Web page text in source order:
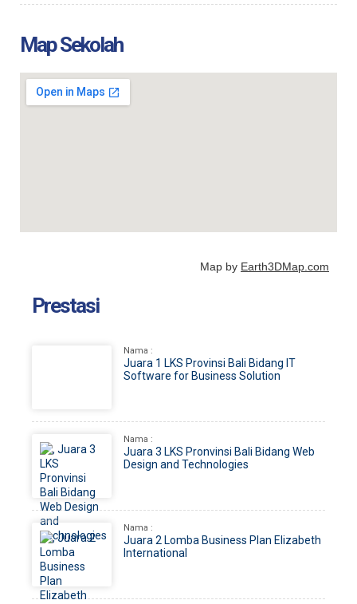
Map Sekolah
Map by Earth3DMap.com
Prestasi
Nama :
Juara 1 LKS Provinsi Bali Bidang IT
Software for Business Solution
Nama :
Juara 3 LKS Pronvinsi Bali Bidang Web
Design and Technologies
Nama :
Juara 2 Lomba Business Plan Elizabeth
International